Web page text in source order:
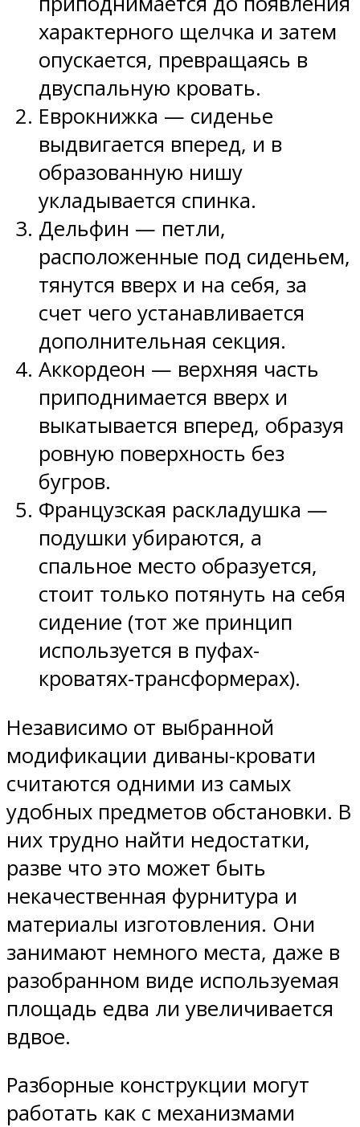
характерного щелчка и затем
опускается, превращаясь в
двуспальную кровать.
Еврокнижка — сиденье
выдвигается вперед, и в
образованную нишу
укладывается спинка.
Дельфин — петли,
расположенные под сиденьем,
тянутся вверх и на себя, за
счет чего устанавливается
дополнительная секция.
Аккордеон — верхняя часть
приподнимается вверх и
выкатывается вперед, образуя
ровную поверхность без
бугров.
Французская раскладушка —
подушки убираются, а
спальное место образуется,
стоит только потянуть на себя
сидение (тот же принцип
используется в пуфах-
кроватях-трансформерах).
Независимо от выбранной
модификации диваны-кровати
считаются одними из самых
удобных предметов обстановки. В
них трудно найти недостатки,
разве что это может быть
некачественная фурнитура и
материалы изготовления. Они
занимают немного места, даже в
разобранном виде используемая
площадь едва ли увеличивается
вдвое.
Разборные конструкции могут
работать как с механизмами